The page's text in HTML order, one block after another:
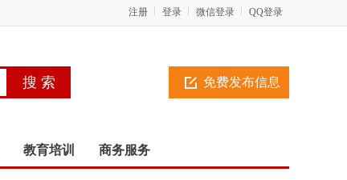
QQ登录
微信登录
登录
注册
免费发布信息
教育培训 商务服务